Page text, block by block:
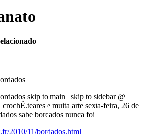
skip to main | skip to sidebar @
e muita arte sexta-feira, 26 de
sabe bordados nunca foi
2010/11/bordados.html